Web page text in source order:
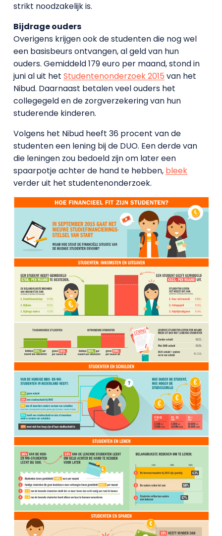
strikt noodzakelijk is.
Bijdrage ouders
Overigens krijgen ook de studenten die nog wel
een basisbeurs ontvangen, al geld van hun
ouders. Gemiddeld 179 euro per maand, stond in
juni al uit het Studentenonderzoek 2015 van het
Nibud. Daarnaast betalen veel ouders het
collegegeld en de zorgverzekering van hun
studerende kinderen.
Volgens het Nibud heeft 36 procent van de
studenten een lening bij de DUO. Een derde van
die leningen zou bedoeld zijn om later een
spaarpotje achter de hand te hebben, bleek
verder uit het studentenonderzoek.